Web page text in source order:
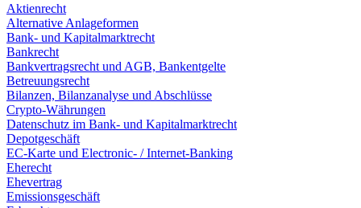
Aktienrecht
Alternative Anlageformen
Bank- und Kapitalmarktrecht
Bankrecht
Bankvertragsrecht und AGB, Bankentgelte
Betreuungsrecht
Bilanzen, Bilanzanalyse und Abschlüsse
Crypto-Währungen
Datenschutz im Bank- und Kapitalmarktrecht
Depotgeschäft
EC-Karte und Electronic- / Internet-Banking
Eherecht
Ehevertrag
Emissionsgeschäft